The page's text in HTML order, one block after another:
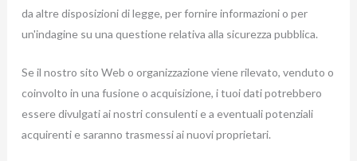
da altre disposizioni di legge, per fornire informazioni o per
un'indagine su una questione relativa alla sicurezza pubblica.
Se il nostro sito Web o organizzazione viene rilevato, venduto o
coinvolto in una fusione o acquisizione, i tuoi dati potrebbero
essere divulgati ai nostri consulenti e a eventuali potenziali
acquirenti e saranno trasmessi ai nuovi proprietari.